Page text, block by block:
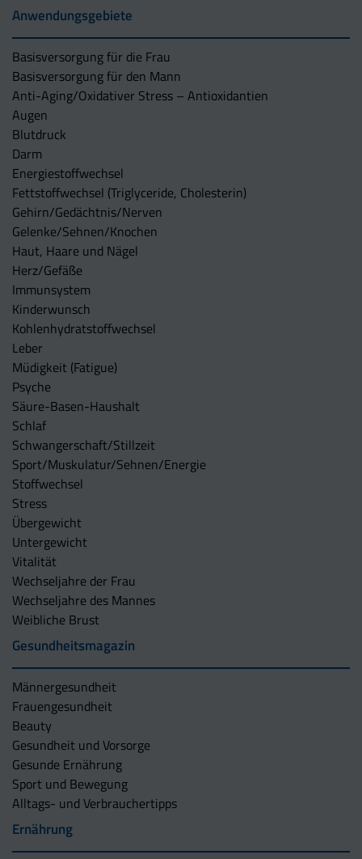
Anwendungsgebiete
Basisversorgung für die Frau
Basisversorgung für den Mann
Anti-Aging/Oxidativer Stress – Antioxidantien
Augen
Blutdruck
Darm
Energiestoffwechsel
Fettstoffwechsel (Triglyceride, Cholesterin)
Gehirn/Gedächtnis/Nerven
Gelenke/Sehnen/Knochen
Haut, Haare und Nägel
Herz/Gefäße
Immunsystem
Kinderwunsch
Kohlenhydratstoffwechsel
Leber
Müdigkeit (Fatigue)
Psyche
Säure-Basen-Haushalt
Schlaf
Schwangerschaft/Stillzeit
Sport/Muskulatur/Sehnen/Energie
Stoffwechsel
Stress
Übergewicht
Untergewicht
Vitalität
Wechseljahre der Frau
Wechseljahre des Mannes
Weibliche Brust
Gesundheitsmagazin
Männergesundheit
Frauengesundheit
Beauty
Gesundheit und Vorsorge
Gesunde Ernährung
Sport und Bewegung
Alltags- und Verbrauchertipps
Ernährung